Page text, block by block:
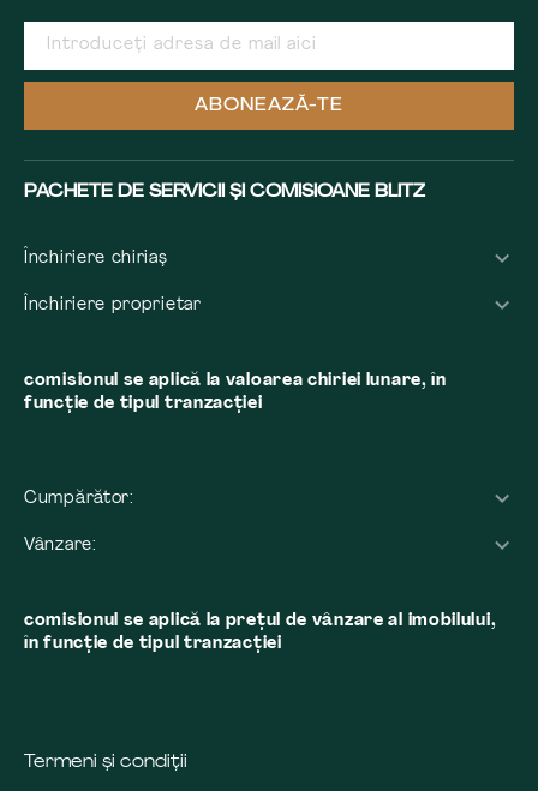
ABONEAZĂ-TE
PACHETE DE SERVICII ȘI COMISIOANE BLITZ
Închiriere chiriaș
Închiriere proprietar
comisionul se aplică la valoarea chiriei lunare, în
funcție de tipul tranzacției
Cumpărător:
Vânzare:
comisionul se aplică la preţul de vânzare al imobilului,
în funcţie de tipul tranzacţiei
Termeni și condiții